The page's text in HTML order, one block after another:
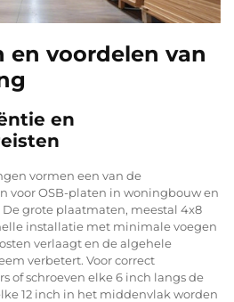
en voordelen van
en
vormen een van de
voor OSB-platen in woningbouw en
grote plaatmaten, meestal 4x8
installatie met minimale voegen
verlaagt en de algehele
verbetert. Voor correct
of schroeven elke 6 inch langs de
12 inch in het middenvlak worden